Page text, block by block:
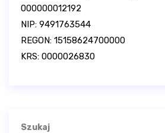
000000012192
NIP: 9491763544
REGON: 15158624700000
KRS: 0000026830
Szukaj